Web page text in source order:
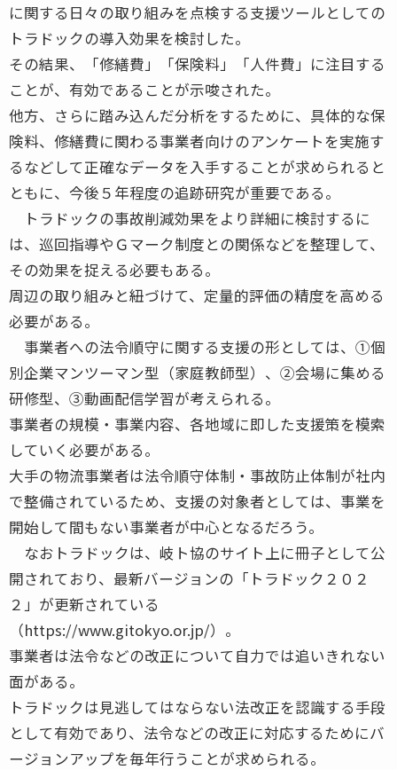
に関する日々の取り組みを点検する支援ツールとしての
トラドックの導入効果を検討した。
その結果、「修繕費」「保険料」「人件費」に注目する
ことが、有効であることが示唆された。
他方、さらに踏み込んだ分析をするために、具体的な保
険料、修繕費に関わる事業者向けのアンケートを実施す
るなどして正確なデータを入手することが求められると
ともに、今後５年程度の追跡研究が重要である。
トラドックの事故削減効果をより詳細に検討するに
は、巡回指導やＧマーク制度との関係などを整理して、
その効果を捉える必要もある。
周辺の取り組みと紐づけて、定量的評価の精度を高める
必要がある。
事業者への法令順守に関する支援の形としては、①個
別企業マンツーマン型（家庭教師型）、②会場に集める
研修型、③動画配信学習が考えられる。
事業者の規模・事業内容、各地域に即した支援策を模索
していく必要がある。
大手の物流事業者は法令順守体制・事故防止体制が社内
で整備されているため、支援の対象者としては、事業を
開始して間もない事業者が中心となるだろう。
なおトラドックは、岐ト協のサイト上に冊子として公
開されており、最新バージョンの「トラドック２０２
２」が更新されている
（https://www.gitokyo.or.jp/）。
事業者は法令などの改正について自力では追いきれない
面がある。
トラドックは見逃してはならない法改正を認識する手段
として有効であり、法令などの改正に対応するためにバ
ージョンアップを毎年行うことが求められる。